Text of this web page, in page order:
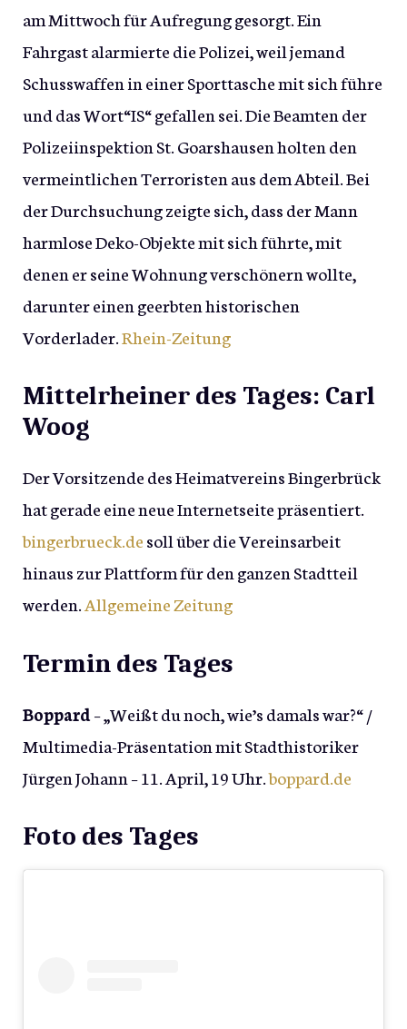
am Mittwoch für Aufregung gesorgt. Ein
Fahrgast alarmierte die Polizei, weil jemand
Schusswaffen in einer Sporttasche mit sich führe
und das Wort“IS“ gefallen sei. Die Beamten der
Polizeiinspektion St. Goarshausen holten den
vermeintlichen Terroristen aus dem Abteil. Bei
der Durchsuchung zeigte sich, dass der Mann
harmlose Deko-Objekte mit sich führte, mit
denen er seine Wohnung verschönern wollte,
darunter einen geerbten historischen
Vorderlader.Rhein-Zeitung
Mittelrheiner des Tages: Carl
Woog
Der Vorsitzende des Heimatvereins Bingerbrück
hat gerade eine neue Internetseite präsentiert.
bingerbrueck.desoll über die Vereinsarbeit
hinaus zur Plattform für den ganzen Stadtteil
werden.Allgemeine Zeitung
Termin des Tages
Boppard– „Weißt du noch, wie’s damals war?“ /
Multimedia-Präsentation mit Stadthistoriker
Jürgen Johann – 11. April, 19 Uhr.boppard.de
Foto des Tages